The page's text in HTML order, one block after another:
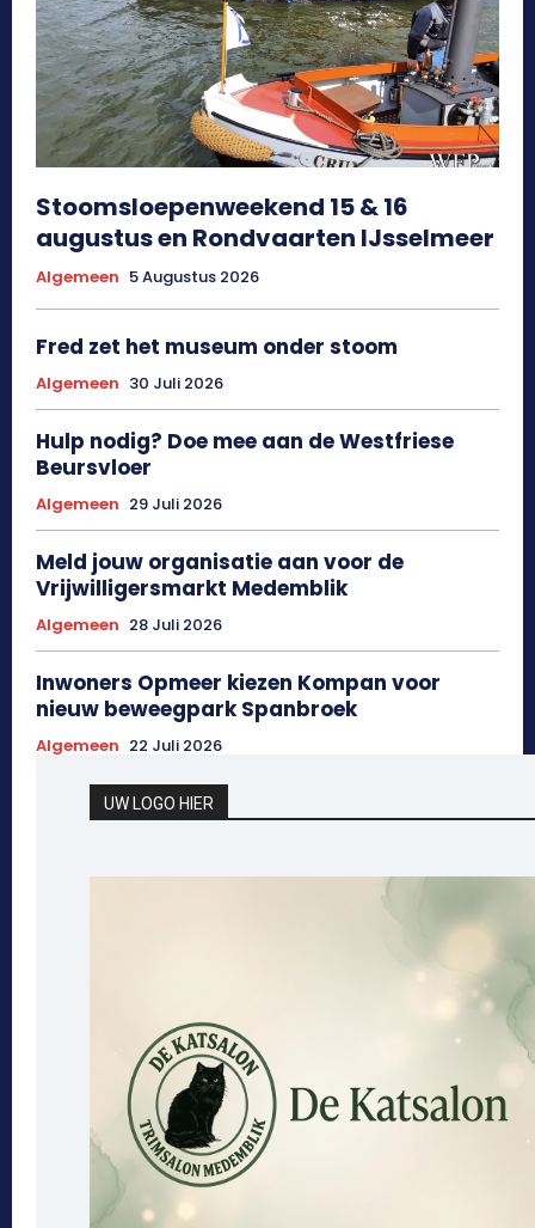
Stoomsloepenweekend 15 & 16
augustus en Rondvaarten IJsselmeer
Algemeen 5 Augustus 2026
Fred zet het museum onder stoom
Algemeen 30 Juli 2026
Hulp nodig? Doe mee aan de Westfriese
Beursvloer
Algemeen 29 Juli 2026
Meld jouw organisatie aan voor de
Vrijwilligersmarkt Medemblik
Algemeen 28 Juli 2026
Inwoners Opmeer kiezen Kompan voor
nieuw beweegpark Spanbroek
Algemeen 22 Juli 2026
UW LOGO HIER